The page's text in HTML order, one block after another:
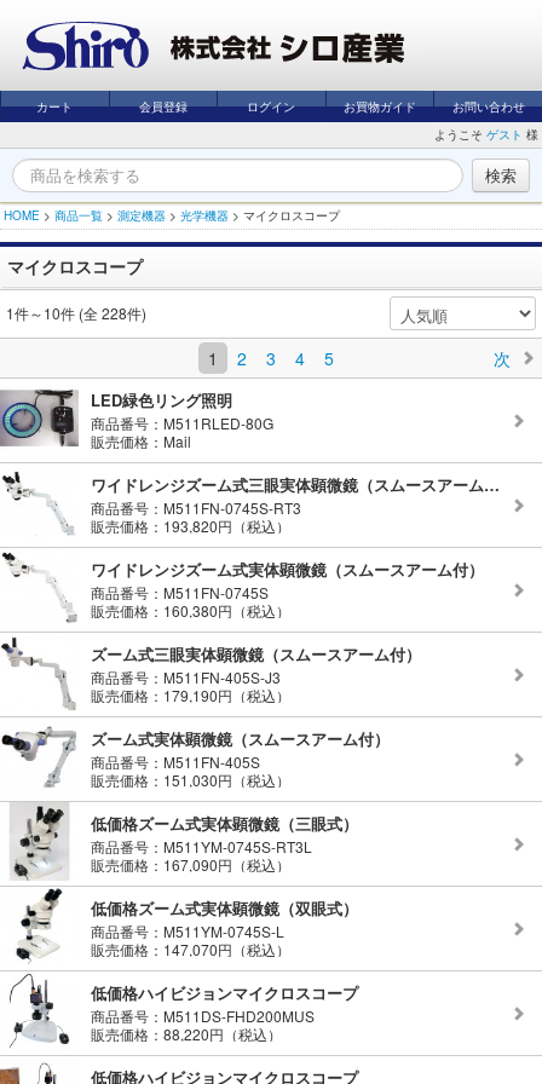
カート 会員登録 ログイン お買物ガイド
お問い合わせ
ようこそ ゲスト 様
HOME > 商品一覧 > 測定機器 > 光学機器 > マイクロスコープ
マイクロスコープ
1件～10件 (全 228件)
1 2 3 4 5 次
LED緑色リング照明
商品番号：M511RLED-80G
販売価格：Mail
ワイドレンジズーム式三眼実体顕微鏡（スムースアーム付）
商品番号：M511FN-0745S-RT3
販売価格：193,820円（税込）
ワイドレンジズーム式実体顕微鏡（スムースアーム付）
商品番号：M511FN-0745S
販売価格：160,380円（税込）
ズーム式三眼実体顕微鏡（スムースアーム付）
商品番号：M511FN-405S-J3
販売価格：179,190円（税込）
ズーム式実体顕微鏡（スムースアーム付）
商品番号：M511FN-405S
販売価格：151,030円（税込）
低価格ズーム式実体顕微鏡（三眼式）
商品番号：M511YM-0745S-RT3L
販売価格：167,090円（税込）
低価格ズーム式実体顕微鏡（双眼式）
商品番号：M511YM-0745S-L
販売価格：147,070円（税込）
低価格ハイビジョンマイクロスコープ
商品番号：M511DS-FHD200MUS
販売価格：88,220円（税込）
低価格ハイビジョンマイクロスコープ